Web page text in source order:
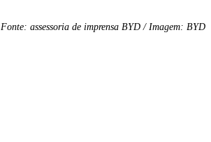
Fonte: assessoria de imprensa BYD / Imagem: BYD